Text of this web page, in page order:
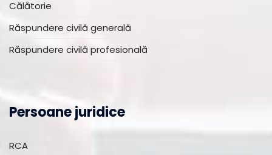
Călătorie
Răspundere civilă generală
Răspundere civilă profesională
Persoane juridice
RCA